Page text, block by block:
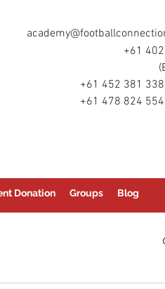
+61
+61 452 381
+61 478 824
Donation Groups Blog